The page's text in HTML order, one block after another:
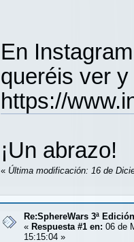
En
queréis ver
https://
¡Un abrazo!
« Última modificación: 16 de
Re:SphereWars 3ª
« Respuesta #1 en: 06 de
15:15:04 »